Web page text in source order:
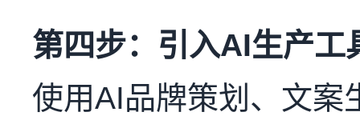
第四步：引入AI生产工
使用AI品牌策划、文案